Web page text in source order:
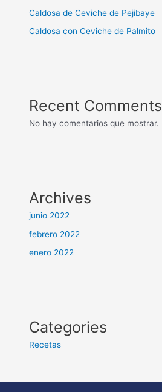
Caldosa de Ceviche de Pejibaye
Caldosa con Ceviche de Palmito
Recent Comments
No hay comentarios que mostrar.
Archives
junio 2022
febrero 2022
enero 2022
Categories
Recetas